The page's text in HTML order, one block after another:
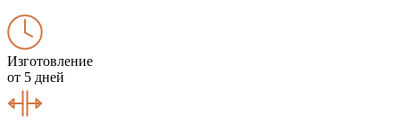
Изготовление
от 5 дней